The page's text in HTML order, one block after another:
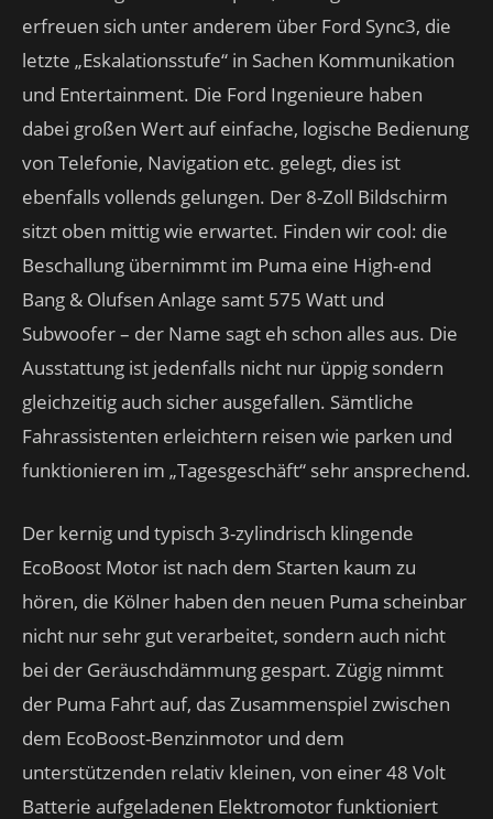
erfreuen sich unter anderem über Ford Sync3, die
letzte „Eskalationsstufe“ in Sachen Kommunikation
und Entertainment. Die Ford Ingenieure haben
dabei großen Wert auf einfache, logische Bedienung
von Telefonie, Navigation etc. gelegt, dies ist
ebenfalls vollends gelungen. Der 8-Zoll Bildschirm
sitzt oben mittig wie erwartet. Finden wir cool: die
Beschallung übernimmt im Puma eine High-end
Bang & Olufsen Anlage samt 575 Watt und
Subwoofer – der Name sagt eh schon alles aus. Die
Ausstattung ist jedenfalls nicht nur üppig sondern
gleichzeitig auch sicher ausgefallen. Sämtliche
Fahrassistenten erleichtern reisen wie parken und
funktionieren im „Tagesgeschäft“ sehr ansprechend.
Der kernig und typisch 3-zylindrisch klingende
EcoBoost Motor ist nach dem Starten kaum zu
hören, die Kölner haben den neuen Puma scheinbar
nicht nur sehr gut verarbeitet, sondern auch nicht
bei der Geräuschdämmung gespart. Zügig nimmt
der Puma Fahrt auf, das Zusammenspiel zwischen
dem EcoBoost-Benzinmotor und dem
unterstützenden relativ kleinen, von einer 48 Volt
Batterie aufgeladenen Elektromotor funktioniert